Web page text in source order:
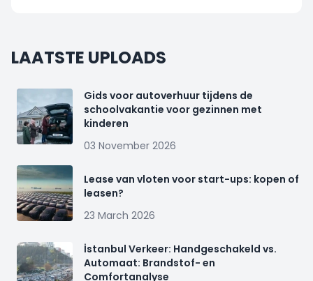
LAATSTE UPLOADS
Gids voor autoverhuur tijdens de
schoolvakantie voor gezinnen met
kinderen
03 November 2026
Lease van vloten voor start-ups: kopen of
leasen?
23 March 2026
İstanbul Verkeer: Handgeschakeld vs.
Automaat: Brandstof- en
Comfortanalyse